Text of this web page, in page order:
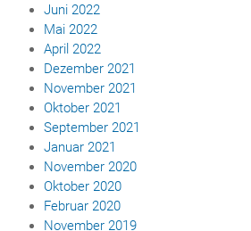
Juni 2022
Mai 2022
April 2022
Dezember 2021
November 2021
Oktober 2021
September 2021
Januar 2021
November 2020
Oktober 2020
Februar 2020
November 2019